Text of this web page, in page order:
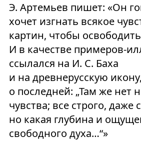
Э. Артемьев пишет: «Он
хочет изгнать всякое
картин, чтобы
И в качестве примеров-
ссылался на И. С. Баха
и на древнерусскую
о последней: „Там же нет
чувства; все строго, даже
но какая глубина и
свободного духа…“»